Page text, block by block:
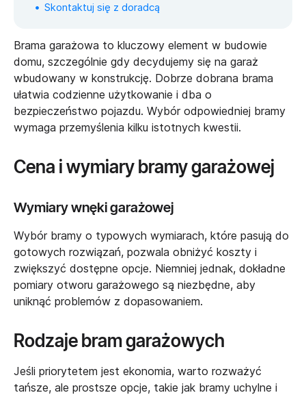
Skontaktuj się z doradcą
Brama garażowa to kluczowy element w budowie
domu, szczególnie gdy decydujemy się na garaż
wbudowany w konstrukcję. Dobrze dobrana brama
ułatwia codzienne użytkowanie i dba o
bezpieczeństwo pojazdu. Wybór odpowiedniej bramy
wymaga przemyślenia kilku istotnych kwestii.
Cena i wymiary bramy garażowej
Wymiary wnęki garażowej
Wybór bramy o typowych wymiarach, które pasują do
gotowych rozwiązań, pozwala obniżyć koszty i
zwiększyć dostępne opcje. Niemniej jednak, dokładne
pomiary otworu garażowego są niezbędne, aby
uniknąć problemów z dopasowaniem.
Rodzaje bram garażowych
Jeśli priorytetem jest ekonomia, warto rozważyć
tańsze, ale prostsze opcje, takie jak bramy uchylne i